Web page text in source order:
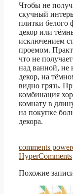
Чтобы не
скучный
плитки белого
декор или
исключением
проемом.
что не
над ванной, не
декор, на
видно грязь.
комбинация
комнату в
на покупке
декора.
comments
HyperComments
Похожие